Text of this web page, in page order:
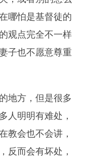
哪怕是基督徒的
观点完全不一样
子也不愿意尊重
地方，但是很多
人明明有难处，
教会也不会讲，
反而会有坏处，